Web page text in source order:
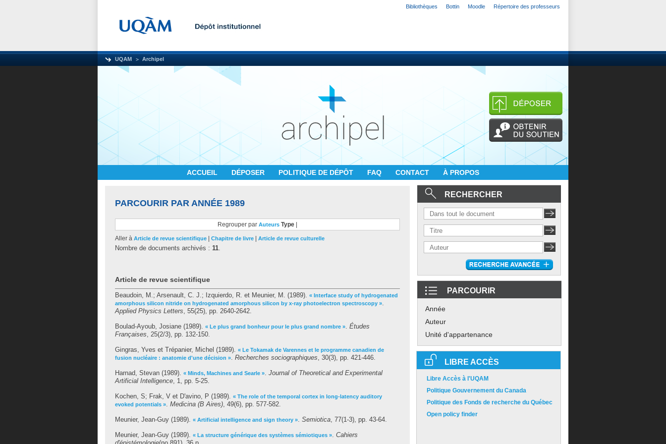
Bibliothèques Bottin Moodle Répertoire des professeurs
UQAM Archipel
ACCUEIL DÉPOSER POLITIQUE DE DÉPÔT FAQ CONTACT À PROPOS
PARCOURIR PAR ANNÉE 1989
Regrouper par Auteurs Type
Aller à Article de revue scientifique Chapitre de livre Article de revue culturelle
Nombre de documents archivés : 11.
Article de revue scientifique
Beaudoin, M.; Arsenault, C. J.; Izquierdo, R. et Meunier, M. (1989). « Interface study of hydrogenated
amorphous silicon nitride on hydrogenated amorphous silicon by x-ray photoelectron spectroscopy ».
Applied Physics Letters, 55(25), pp. 2640-2642.
Boulad-Ayoub, Josiane (1989). « Le plus grand bonheur pour le plus grand nombre ». Études
Françaises, 25(2/3), pp. 132-150.
Gingras, Yves et Trépanier, Michel (1989). « Le Tokamak de Varennes et le programme canadien de
fusion nucléaire : anatomie d'une décision ». Recherches sociographiques, 30(3), pp. 421-446.
Harnad, Stevan (1989). « Minds, Machines and Searle ». Journal of Theoretical and Experimental
Artificial Intelligence, 1, pp. 5-25.
Kochen, S; Frak, V et D'avino, P (1989). « The role of the temporal cortex in long-latency auditory
evoked potentials ». Medicina (B Aires), 49(6), pp. 577-582.
Meunier, Jean-Guy (1989). « Artificial intelligence and sign theory ». Semiotica, 77(1-3), pp. 43-64.
Meunier, Jean-Guy (1989). « La structure générique des systèmes sémiotiques ». Cahiers
RECHERCHER
PARCOURIR
Année
Auteur
Unité d'appartenance
LIBRE ACCÈS
Libre Accès à l'UQAM
Politique Gouvernement du Canada
Politique des Fonds de recherche du Québec
Open policy finder